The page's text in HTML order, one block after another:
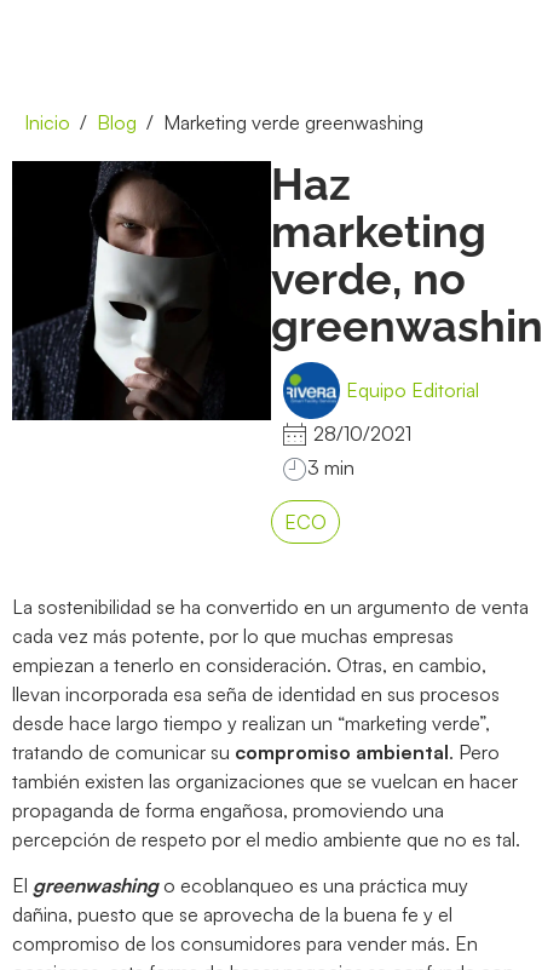
Inicio Blog Marketing verde greenwashing
Haz
marketing
verde, no
Equipo Editorial
28/10/2021
ECO
La sostenibilidad se ha convertido en un argumento de venta
cada vez más potente, por lo que muchas empresas
empiezan a tenerlo en consideración. Otras, en cambio,
llevan incorporada esa seña de identidad en sus procesos
desde hace largo tiempo y realizan un “marketing verde”,
tratando de comunicar su compromiso ambiental. Pero
también existen las organizaciones que se vuelcan en hacer
propaganda de forma engañosa, promoviendo una
percepción de respeto por el medio ambiente que no es tal.
El greenwashing o ecoblanqueo es una práctica muy
dañina, puesto que se aprovecha de la buena fe y el
compromiso de los consumidores para vender más. En